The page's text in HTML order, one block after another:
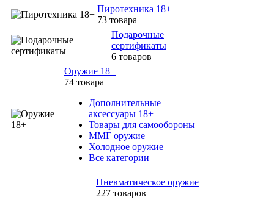
Пиротехника 18+
73 товара
Подарочные
сертификаты
6 товаров
Оружие 18+
74 товара
Дополнительные
аксессуары 18+
Товары для самообороны
ММГ оружие
Холодное оружие
Все категории
Пневматическое оружие
227 товаров